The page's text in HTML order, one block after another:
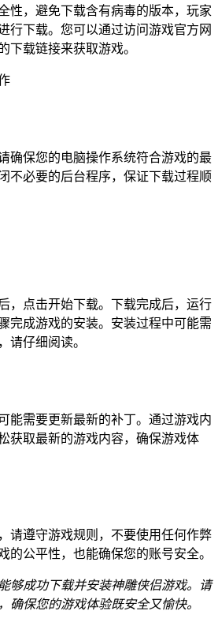
性，避免下载含有病毒的版本，玩家
行下载。您可以通过访问游戏官方网
下载链接来获取游戏。
确保您的电脑操作系统符合游戏的最
不必要的后台程序，保证下载过程顺
，点击开始下载。下载完成后，运行
完成游戏的安装。安装过程中可能需
请仔细阅读。
能需要更新最新的补丁。通过游戏内
获取最新的游戏内容，确保游戏体
请遵守游戏规则，不要使用任何作弊
的公平性，也能确保您的账号安全。
够成功下载并安装神雕侠侣游戏。请
确保您的游戏体验既安全又愉快。